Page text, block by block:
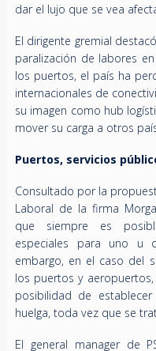
dar el lujo que se vea
El dirigente gremial
paralización de labores
los puertos, el país ha
internacionales de
su imagen como hub
mover su carga a otros
Puertos, servicios
Consultado por la
Laboral de la firma
que siempre es
especiales para uno u
embargo, en el caso del
los puertos y
posibilidad de
huelga, toda vez que se
El general manager de